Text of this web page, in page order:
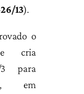
13).
o
cria
3 para
em